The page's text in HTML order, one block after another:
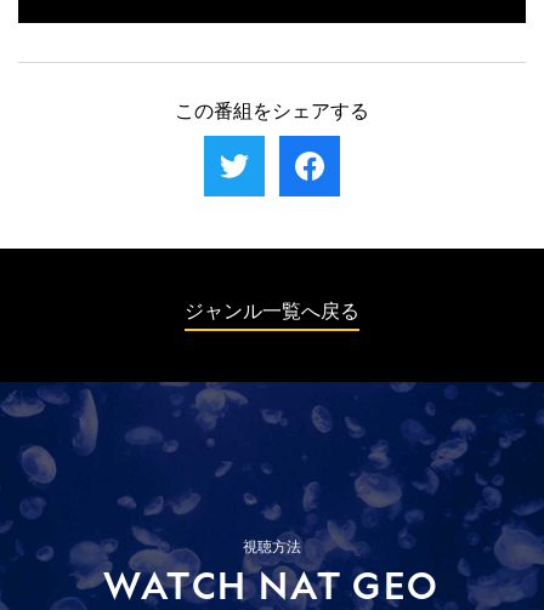
げる。
に乗り出す。アジアゾウのハンクは、ダイエ
ットのため、エクササイズを行う。保護公園
では、リカオンの繁殖数を調整するため、2
頭のメスに一時的な避妊処置が施される。
員たちは特製ケーキを作ってお別れパーティ
ことができるのか。その他に、獣医プリヤと
夫のラモーンによるトラフザメの定期検診、
この番組をシェアする
ジャンル一覧へ戻る
視聴方法
WATCH NAT GEO